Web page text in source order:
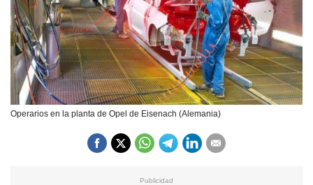
Operarios en la planta de Opel de Eisenach (Alemania)